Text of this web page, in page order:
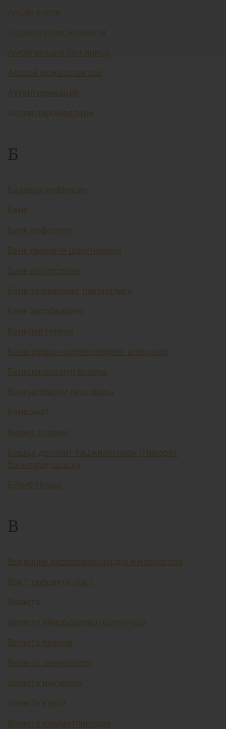
Акция курси
Акциядорлик жамияти
Амортизация (эскириш)
Асосий фоиз ставкаси
Аутентификация
Аҳоли даромадлари
Б
Базавий инфляция
Банк
Банк кафолати
Банк омонати шартномаси
Банк ресурслари
Банк тизимининг ликвидлиги
Банк ҳисобварағи
Банклар гуруҳи
Банклараро корреспондент алоқалар
Банклараро пул бозори
Банкнотларни текшириш
Банкомат
Биржа бозори
Бошқа депозит ташкилотлари (тижорат
банклари) шарҳи
Бўлиб тўлаш
В
Вакиллик ҳисобварақлардаги маблағлар
Вақт тафовути (лаг)
Валюта
Валюта айирбошлаш шохобчаси
Валюта бозори
Валюта заҳиралари
Валюта инқирози
Валюта курси
Валюта қимматликлари